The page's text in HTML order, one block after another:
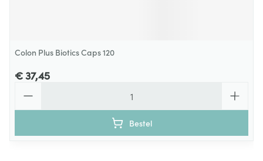
Colon Plus Biotics Caps 120
€ 37,45
Bestel